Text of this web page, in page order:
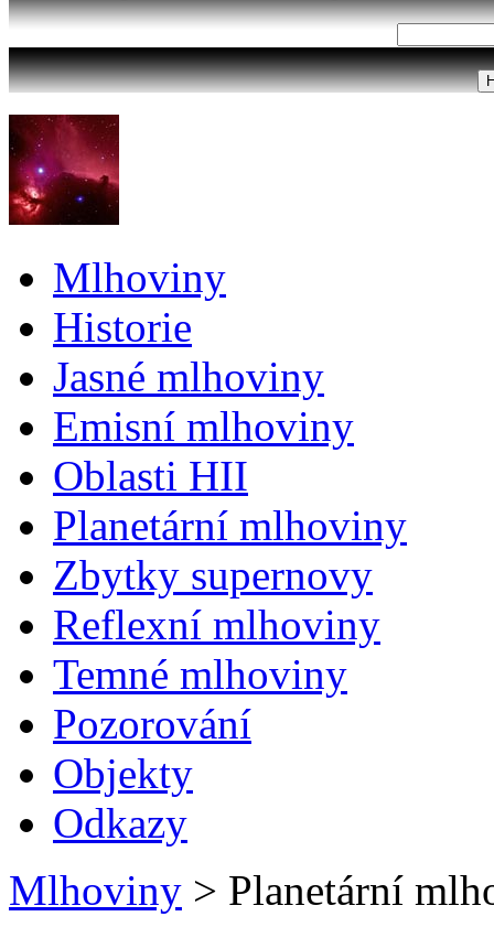
Mlhoviny
Historie
Jasné mlhoviny
Emisní mlhoviny
Oblasti HII
Planetární mlhoviny
Zbytky supernovy
Reflexní mlhoviny
Temné mlhoviny
Pozorování
Objekty
Odkazy
Mlhoviny > Planetární